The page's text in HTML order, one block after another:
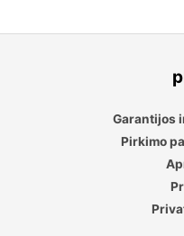
Garantijos
Pirkimo